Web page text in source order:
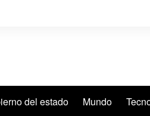
del estado Mundo